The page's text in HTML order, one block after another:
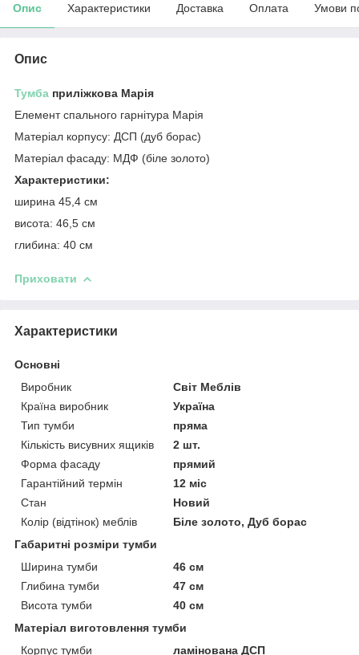
Опис Характеристики Доставка Оплата Умови
Опис
Тумба приліжкова Марія
Елемент спального гарнітура Марія
Матеріал корпусу: ДСП (дуб борас)
Матеріал фасаду: МДФ (біле золото)
Характеристики:
ширина 45,4 см
висота: 46,5 см
глибина: 40 см
Приховати
Характеристики
Основні
Виробник
Світ Меблів
Країна виробник
Україна
Тип тумби
пряма
Кількість висувних ящиків
2 шт.
Форма фасаду
прямий
Гарантійний термін
12 міс
Стан
Новий
Колір (відтінок) меблів
Біле золото, Дуб борас
Габаритні розміри тумби
Ширина тумби
46 см
Глибина тумби
47 см
Висота тумби
40 см
Матеріал виготовлення тумби
Корпус тумби
ламінована ДСП